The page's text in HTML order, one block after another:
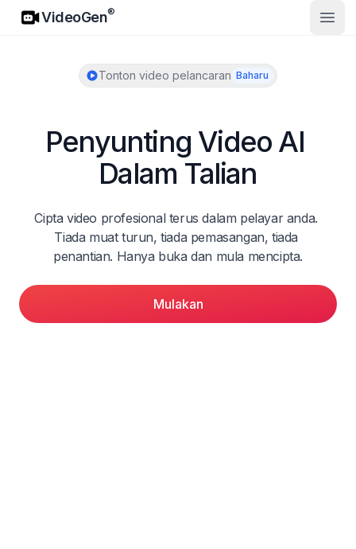
VideoGen
VideoGen®
Buka
Tonton video pelancaran Baharu
Penyunting Video AI
Dalam Talian
Cipta video profesional terus dalam pelayar anda.
Tiada muat turun, tiada pemasangan, tiada
penantian. Hanya buka dan mula mencipta.
Mulakan